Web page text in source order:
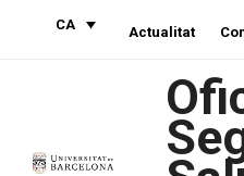
CA Actualitat